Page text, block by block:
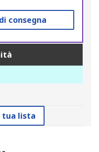
consegna
tua lista